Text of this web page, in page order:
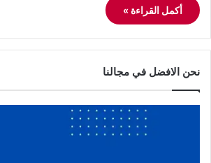
أكمل القراءة »
نحن الافضل في مجالنا